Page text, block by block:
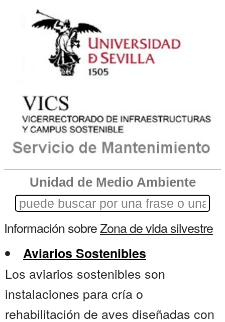
Unidad de Medio Ambiente
Información sobreZona de vida silvestre
Aviarios Sostenibles
Los aviarios sostenibles son
instalaciones para cría o
rehabilitación de aves diseñadas con